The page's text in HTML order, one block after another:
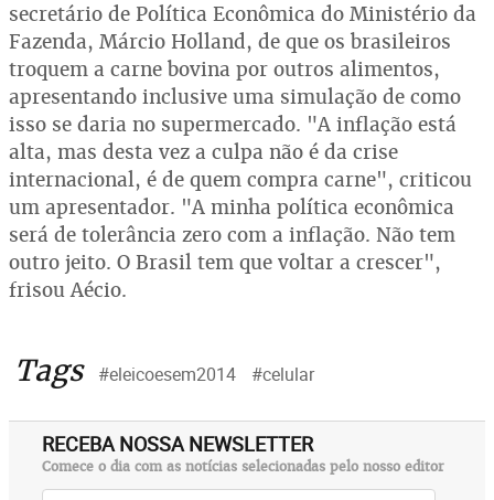
secretário de Política Econômica do Ministério da
Fazenda, Márcio Holland, de que os brasileiros
troquem a carne bovina por outros alimentos,
apresentando inclusive uma simulação de como
isso se daria no supermercado. "A inflação está
alta, mas desta vez a culpa não é da crise
internacional, é de quem compra carne", criticou
um apresentador. "A minha política econômica
será de tolerância zero com a inflação. Não tem
outro jeito. O Brasil tem que voltar a crescer",
frisou Aécio.
Tags #eleicoesem2014 #celular
RECEBA NOSSA NEWSLETTER
Comece o dia com as notícias selecionadas pelo nosso editor